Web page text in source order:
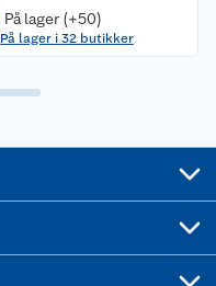
På lager (+50)
På lager i 32 butikker